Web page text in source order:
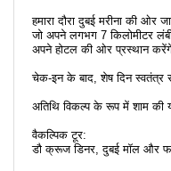
हमारा दौरा दुबई मरीना की ओर
जो अपने लगभग 7 किलोमीटर
अपने होटल की ओर प्रस्थान
चेक-इन के बाद, शेष दिन स्वतंत्र
अतिथि विकल्प के रूप में शाम की
वैकल्पिक टूर:
डौ क्रूज डिनर, दुबई मॉल और